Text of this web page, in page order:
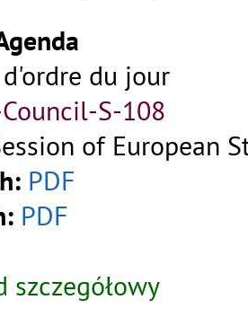
du jour
S-108
of European
PDF
PDF
szczegółowy